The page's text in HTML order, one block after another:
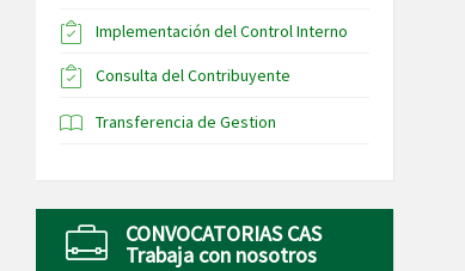
Implementación del Control Interno
Consulta del Contribuyente
Transferencia de Gestion
CONVOCATORIAS CAS
Trabaja con nosotros